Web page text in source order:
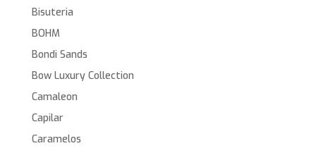
Bisuteria
BOHM
Bondi Sands
Bow Luxury Collection
Camaleon
Capilar
Caramelos